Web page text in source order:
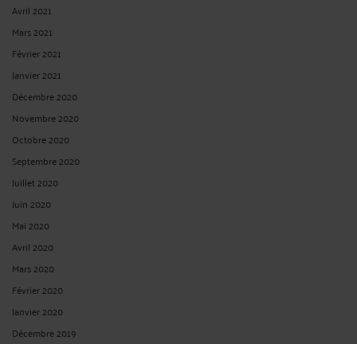
Avril 2021
Mars 2021
Février 2021
Janvier 2021
Décembre 2020
Novembre 2020
Octobre 2020
Septembre 2020
Juillet 2020
Juin 2020
Mai 2020
Avril 2020
Mars 2020
Février 2020
Janvier 2020
Décembre 2019